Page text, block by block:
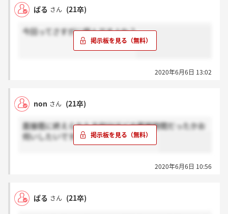
ぱる さん (21卒)
今回ってさすがに個人ですよね？
2020年6月6日 13:02
non さん (21卒)
面接既に終えられた方何分ほどの面接時間だったかお
伺いしたいです。宜しくお願いします。
2020年6月6日 10:56
ぱる さん (21卒)